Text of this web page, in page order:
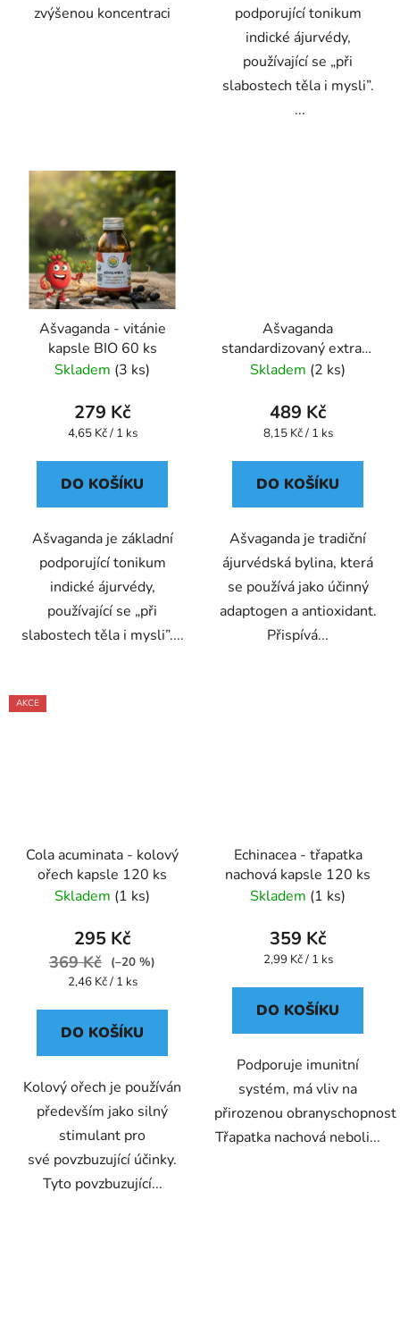
zvýšenou koncentraci
podporující tonikum
indické ájurvédy,
používající se „při
slabostech těla i mysli”.
...
Ašvaganda - vitánie
kapsle BIO 60 ks
Skladem (3 ks)
279 Kč
Měrná
4,65 Kč / 1 ks
DO KOŠÍKU
Ašvaganda je základní
podporující tonikum
indické ájurvédy,
používající se „při
slabostech těla i mysli”....
Ašvaganda
standardizovaný extrakt
kapsle 60 ks
Skladem (2 ks)
489 Kč
Měrná
8,15 Kč / 1 ks
DO KOŠÍKU
Ašvaganda je tradiční
ájurvédská bylina, která
se používá jako účinný
adaptogen a antioxidant.
Přispívá...
AKCE
Cola acuminata - kolový
ořech kapsle 120 ks
Skladem (1 ks)
295 Kč
369 Kč
(–20 %)
Měrná
2,46 Kč / 1 ks
DO KOŠÍKU
Kolový ořech je používán
především jako silný
stimulant pro
své povzbuzující účinky.
Tyto povzbuzující...
Echinacea - třapatka
nachová kapsle 120 ks
Skladem (1 ks)
359 Kč
Měrná
2,99 Kč / 1 ks
DO KOŠÍKU
Podporuje imunitní
systém, má vliv na
přirozenou
Třapatka nachová neboli...